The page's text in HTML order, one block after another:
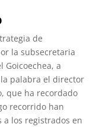
de
la subsecretaria
a
palabra el director
que ha recordado
recorrido han
a los registrados en